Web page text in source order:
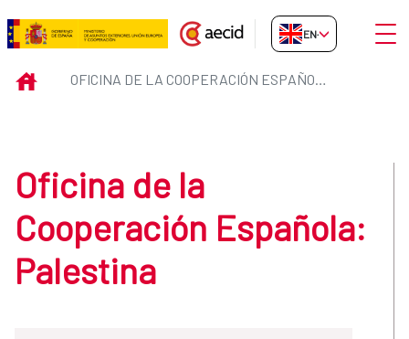
Skip to Main Content
Oficina de la Cooperación
EN-GB
INICIO OFICINA DE LA COOPERACIÓN ESPAÑOLA: PALESTINA
Oficina de la
Cooperación Española:
Palestina